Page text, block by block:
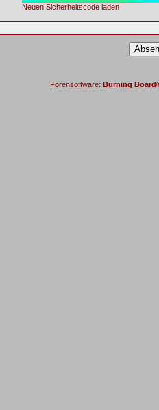
Neuen Sicherheitscode laden
Forensoftware: Burning